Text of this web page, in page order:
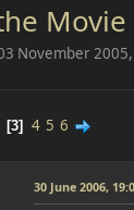
Movie
November
3 4 5 6
30 June 2006,